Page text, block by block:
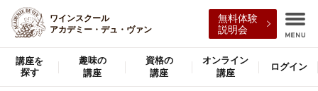
ワインスクール
アカデミー・デュ・ヴァン
無料体験
説明会
講座を
探す
趣味の
講座
資格の
講座
オンライン
講座
ログイン